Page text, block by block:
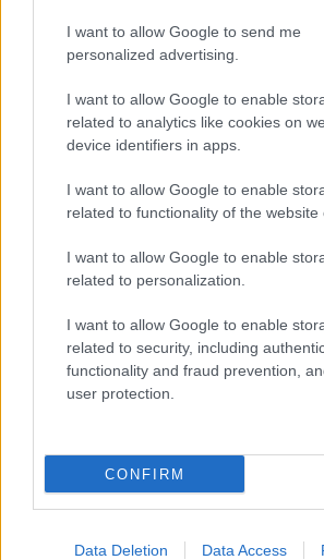
I want to allow Google to send me
personalized advertising.
I want to allow Google to enable
related to analytics like cookies on
device identifiers in apps.
I want to allow Google to enable
related to functionality of the website
I want to allow Google to enable
related to personalization.
I want to allow Google to enable
related to security, including
functionality and fraud prevention,
user protection.
CONFIRM
Data Deletion Data Access
Észtország, Szlovénia és Svédország
MAGYAR PÉTER: 868 MILLIÁRD
BERUHÁZÁSI CSOMAGGAL ERŐSÍTIK
MAGYARORSZÁG